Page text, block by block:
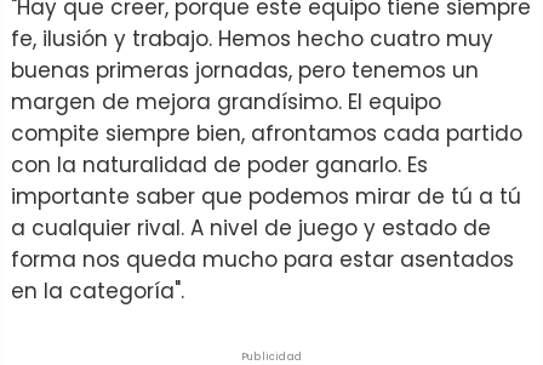
"Hay que creer, porque este equipo tiene siempre
fe, ilusión y trabajo. Hemos hecho cuatro muy
buenas primeras jornadas, pero tenemos un
margen de mejora grandísimo. El equipo
compite siempre bien, afrontamos cada partido
con la naturalidad de poder ganarlo. Es
importante saber que podemos mirar de tú a tú
a cualquier rival. A nivel de juego y estado de
forma nos queda mucho para estar asentados
en la categoría".
Publicidad